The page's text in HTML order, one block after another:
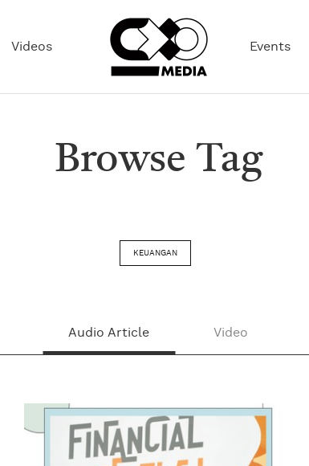
Videos Events
Browse Tag
KEUANGAN
Audio Article Video